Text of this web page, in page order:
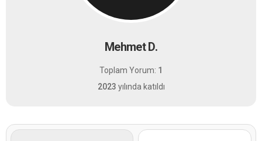
Mehmet D.
Toplam Yorum: 1
2023 yılında katıldı